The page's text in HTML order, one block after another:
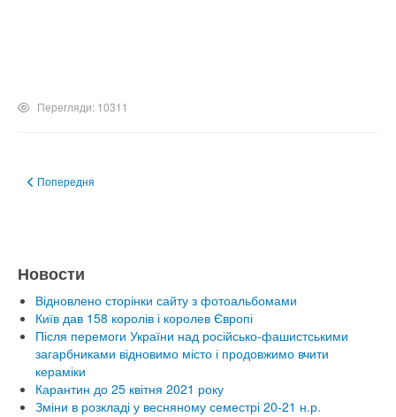
Перегляди: 10311
Попередня стаття: Младшая группа 2011-2012
Попередня
Новости
Відновлено сторінки сайту з фотоальбомами
Київ дав 158 королів і королев Європі
Після перемоги України над російсько-фашистськими
загарбниками відновимо місто і продовжимо вчити
кераміки
Карантин до 25 квітня 2021 року
Зміни в розкладі у весняному семестрі 20-21 н.р.